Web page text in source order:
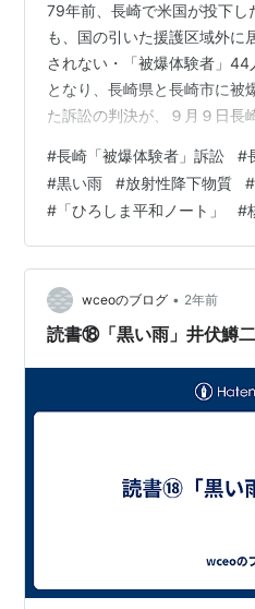
79年前、長崎で米国が投下し
も、国の引いた援護区域外に
されない・「被爆体験者」
となり、長崎県と長崎市に被
た訴訟の判決が、９月９日長
に投下した原爆の被害に遭っ
府が線引きした「被爆地域」
被爆者と認定されなかった人
もそも原爆の被害者である人
などと国が名付けたのは、何
また、「被爆地域」の線引き
#長崎「被爆体験者」訴訟 #
#黒い雨 #放射性降下物質 #
# 「ひろしま平和ノート」 #
wceoのブログ • 2年前
読書⑱「黒い雨」井伏鱒二